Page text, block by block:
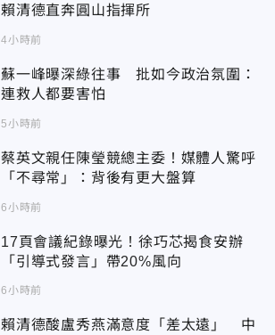
賴清德直奔圓山指揮所
4小時前
蘇一峰曝深綠往事 批如今政治氛圍：
連救人都要害怕
5小時前
蔡英文親任陳瑩競總主委！媒體人驚呼
「不尋常」：背後有更大盤算
6小時前
17頁會議紀錄曝光！徐巧芯揭食安辦
「引導式發言」帶20%風向
6小時前
賴清德酸盧秀燕滿意度「差太遠」 中